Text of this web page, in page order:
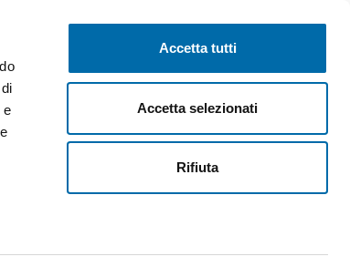
e
Accetta tutti
Accetta selezionati
Rifiuta
Pubblica gratis Inizia sessione